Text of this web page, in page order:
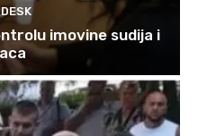
imovine sudija i